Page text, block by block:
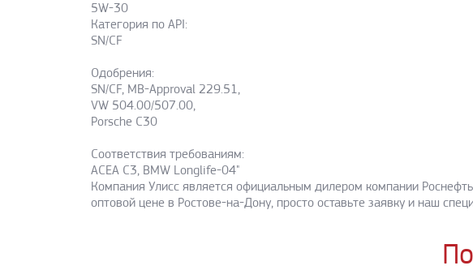
5W-30
Категория по API:
SN/CF
Одобрения:
SN/CF, MB-Approval 229.51,
VW 504.00/507.00,
Porsche C30
Соответствия требованиям:
ACEA C3, BMW Longlife-04"
Компания Улисс является официальным дилером компании
оптовой цене в Ростове-на-Дону, просто оставьте заявку и наш